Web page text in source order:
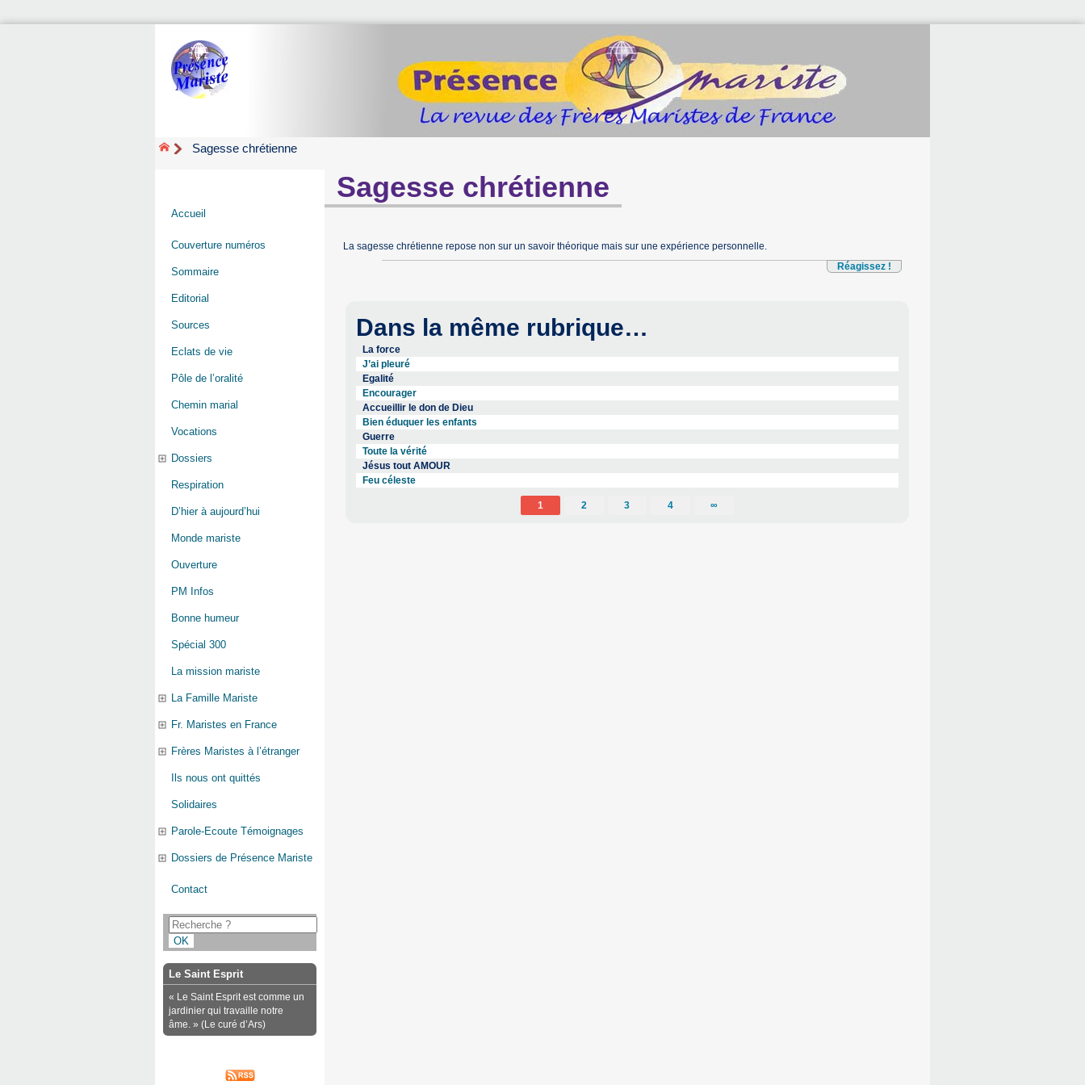
Sagesse chrétienne
Sagesse chrétienne
La sagesse chrétienne repose non sur un savoir théorique mais sur une expérience personnelle.
Réagissez !
Dans la même rubrique…
La force
J’ai pleuré
Egalité
Encourager
Accueillir le don de Dieu
Bien éduquer les enfants
Guerre
Toute la vérité
Jésus tout AMOUR
Feu céleste
1 2 3 4 ∞
Accueil
Couverture numéros
Sommaire
Editorial
Sources
Eclats de vie
Pôle de l’oralité
Chemin marial
Vocations
Dossiers
Respiration
D’hier à aujourd’hui
Monde mariste
Ouverture
PM Infos
Bonne humeur
Spécial 300
La mission mariste
La Famille Mariste
Fr. Maristes en France
Frères Maristes à l’étranger
Ils nous ont quittés
Solidaires
Parole-Ecoute Témoignages
Dossiers de Présence Mariste
Contact
Le Saint Esprit
« Le Saint Esprit est comme un
jardinier qui travaille notre
âme. » (Le curé d’Ars)